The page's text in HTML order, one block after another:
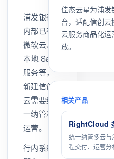
浦发银行
内部已有
微软云、
本地 SaaS
服务等，
新建信创
云需要统
一纳管和
运营。
行内系统
佳杰云星为浦
台，适配信创
云服务商品化
放。
相关产品
RightCloud
统一纳管多云
程交付、运营分